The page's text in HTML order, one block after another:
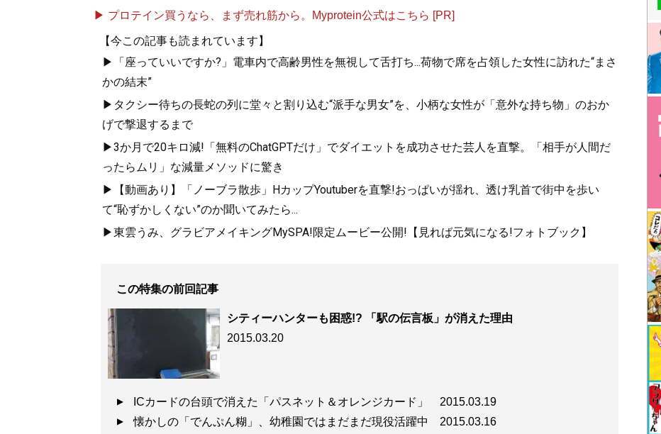
▶ プロテイン買うなら、まず売れ筋から。Myprotein公式はこちら [PR]
【今この記事も読まれています】
▶「座っていいですか?」電車内で高齢男性を無視して舌打ち...荷物で席を占領した女性に訪れた“まさ
かの結末”
▶タクシー待ちの長蛇の列に堂々と割り込む“派手な男女”を、小柄な女性が「意外な持ち物」のおか
げで撃退するまで
▶3か月で20キロ減!「無料のChatGPTだけ」でダイエットを成功させた芸人を直撃。「相手が人間だ
ったらムリ」な減量メソッドに驚き
▶【動画あり】「ノーブラ散歩」HカップYoutuberを直撃!おっぱいが揺れ、透け乳首で街中を歩い
て“恥ずかしくない”のか聞いてみたら...
▶東雲うみ、グラビアメイキングMySPA!限定ムービー公開!【見れば元気になる!フォトブック】
この特集の前回記事
シティーハンターも困惑!? 「駅の伝言板」が消えた理由
2015.03.20
ICカードの台頭で消えた「パスネット＆オレンジカード」 2015.03.19
懐かしの「でんぷん糊」、幼稚園ではまだまだ現役活躍中 2015.03.16